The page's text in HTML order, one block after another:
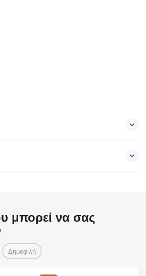
μπορεί να σας
Δημοφιλή